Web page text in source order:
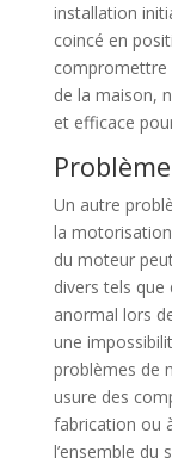
installation
coincé en
compromettre
de la maison,
et efficace
Un autre
la
du moteur
divers tels
anormal lors
une
problèmes de
usure des
fabrication ou
l’ensemble du